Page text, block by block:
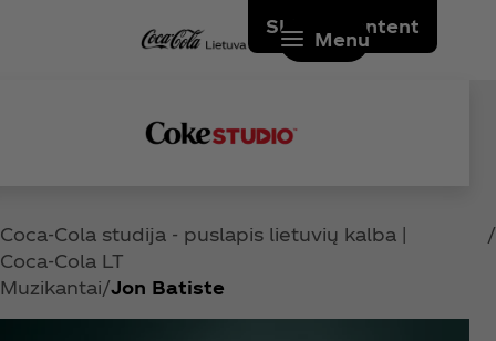
Skip to content
Menu
Coca‑Cola studija - puslapis lietuvių kalba |
Coca‑Cola LT
Muzikantai Jon Batiste